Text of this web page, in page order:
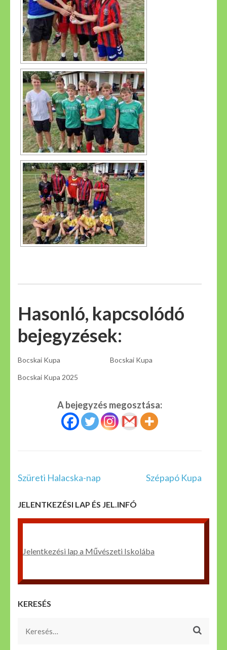
Hasonló, kapcsolódó
bejegyzések:
Bocskai Kupa
Bocskai Kupa
Bocskai Kupa 2025
A bejegyzés megosztása:
Bejegyzés
Szüreti Halacska-nap Szépapó Kupa
JELENTKEZÉSI LAP ÉS JEL.INFÓ
Jelentkezési lap a Művészeti Iskolába
KERESÉS
Keresés: